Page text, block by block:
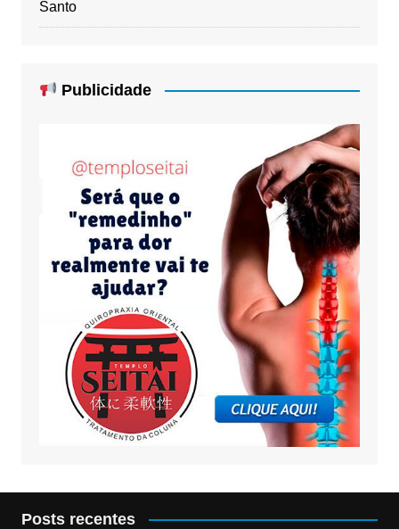
Santo
Publicidade
Posts recentes